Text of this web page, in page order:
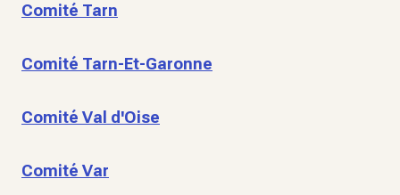
Comité Tarn
Comité Tarn-Et-Garonne
Comité Val d'Oise
Comité Var